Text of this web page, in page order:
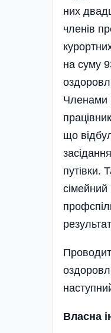
них
членів
на суму
Членами
що
путівки.
Власна